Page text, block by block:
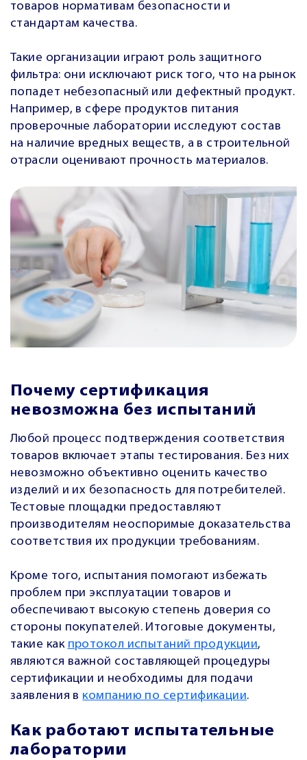
товаров нормативам безопасности и
стандартам качества.
Такие организации играют роль защитного
фильтра: они исключают риск того, что на рынок
попадет небезопасный или дефектный продукт.
Например, в сфере продуктов питания
проверочные лаборатории исследуют состав
на наличие вредных веществ, а в строительной
отрасли оценивают прочность материалов.
Почему сертификация
невозможна без испытаний
Любой процесс подтверждения соответствия
товаров включает этапы тестирования. Без них
невозможно объективно оценить качество
изделий и их безопасность для потребителей.
Тестовые площадки предоставляют
производителям неоспоримые доказательства
соответствия их продукции требованиям.
Кроме того, испытания помогают избежать
проблем при эксплуатации товаров и
обеспечивают высокую степень доверия со
стороны покупателей. Итоговые документы,
такие как протокол испытаний продукции,
являются важной составляющей процедуры
сертификации и необходимы для подачи
заявления в компанию по сертификации.
Как работают испытательные
лаборатории